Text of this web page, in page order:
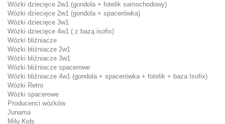
Wózki dziecięce 2w1 (gondola + fotelik samochodowy)
Wózki dziecięce 2w1 (gondola + spacerówka)
Wózki dziecięce 3w1
Wózki dziecięce 4w1 ( z bazą isofix)
Wózki bliźniacze
Wózki bliźniacze 2w1
Wózki bliźniacze 3w1
Wózki bliźniacze spacerowe
Wózki bliźniacze 4w1 (gondola + spacerówka + fotelik + baza Isofix)
Wózki Retro
Wózki spacerowe
Producenci wózków
Junama
Milu Kids